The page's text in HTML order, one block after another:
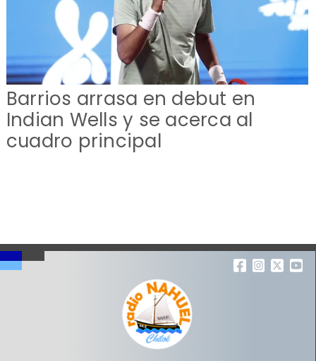
Barrios arrasa en debut en
Indian Wells y se acerca al
cuadro principal